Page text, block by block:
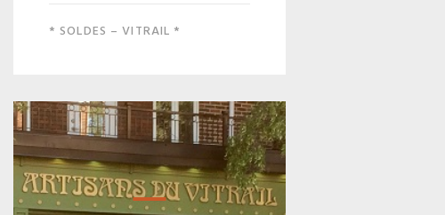
* SOLDES – VITRAIL *